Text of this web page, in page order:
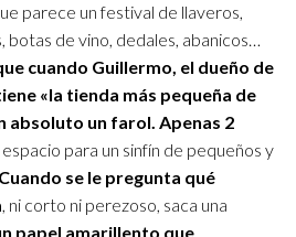
parece un festival de llaveros,
botas de vino, dedales, abanicos…
cuando Guillermo, el dueño de
«la tienda más pequeña de
absoluto un farol. Apenas 2
para un sinfín de pequeños y
Cuando se le pregunta qué
, ni corto ni perezoso, saca una
papel amarillento que